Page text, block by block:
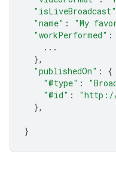
"isLiveBroadcast"
"name" : "My
"workPerformed" :
...
},
"publishedOn" :
{
"@type" :
"@id" :
"http://
},
}